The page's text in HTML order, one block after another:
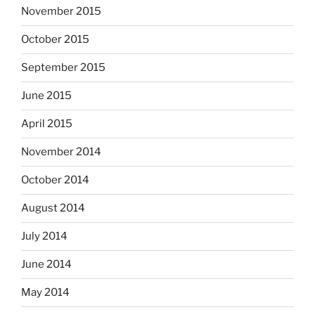
November 2015
October 2015
September 2015
June 2015
April 2015
November 2014
October 2014
August 2014
July 2014
June 2014
May 2014